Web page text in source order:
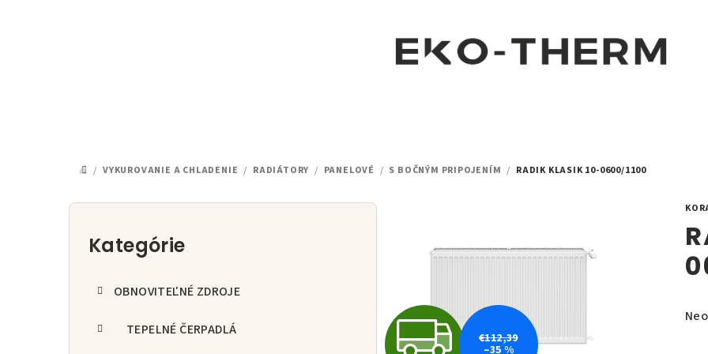
DOMOV
/ VYKUROVANIE A CHLADENIE / RADIÁTORY / PANELOVÉ / S BOČNÝM PRIPOJENÍM / RADIK KLASIK 10-0600/1100
B
Preskočiť
kategórie
Kategórie
OBNOVITEĽNÉ ZDROJE
TEPELNÉ ČERPADLÁ
Z€112,39
–35 %